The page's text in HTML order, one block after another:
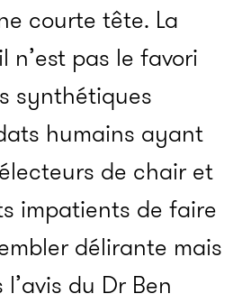
courte tête. La
pas le favori
synthétiques
humains ayant
de chair et
impatients de faire
délirante mais
du Dr Ben